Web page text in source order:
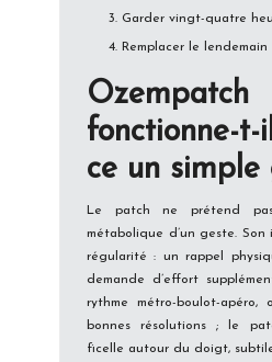
Garder vingt-quatre
Remplacer le
Ozempatch
fonctionne-
ce un
Le patch ne prétend
métabolique d’un geste.
régularité : un rappel
demande d’effort
rythme métro-boulot-apéro,
bonnes résolutions ; le
ficelle autour du doigt,